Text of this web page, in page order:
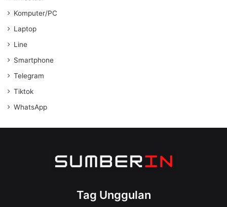
Komputer/PC
Laptop
Line
Smartphone
Telegram
Tiktok
WhatsApp
Tag Unggulan